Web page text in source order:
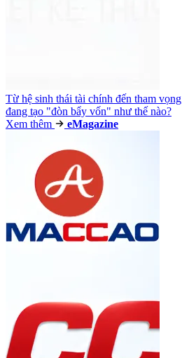
Từ hệ sinh thái tài chính đến tham
đang tạo "đòn bẩy vốn" như thế nào?
Xem thêm
eMagazine